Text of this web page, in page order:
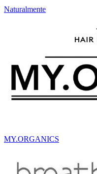
Naturalmente
MY.ORGANICS